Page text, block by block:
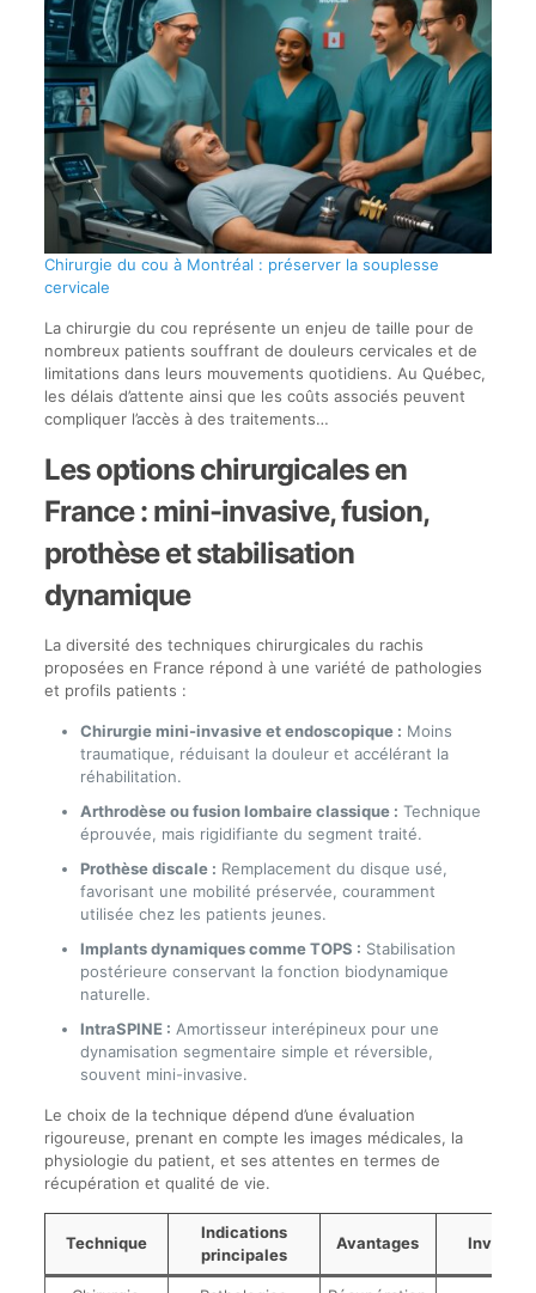
Chirurgie du cou à Montréal : préserver la souplesse
cervicale
La chirurgie du cou représente un enjeu de taille pour de
nombreux patients souffrant de douleurs cervicales et de
limitations dans leurs mouvements quotidiens. Au Québec,
les délais d’attente ainsi que les coûts associés peuvent
compliquer l’accès à des traitements…
Les options chirurgicales en
France : mini-invasive, fusion,
prothèse et stabilisation
dynamique
La diversité des techniques chirurgicales du rachis
proposées en France répond à une variété de pathologies
et profils patients :
Chirurgie mini-invasive et endoscopique : Moins
traumatique, réduisant la douleur et accélérant la
réhabilitation.
Arthrodèse ou fusion lombaire classique : Technique
éprouvée, mais rigidifiante du segment traité.
Prothèse discale : Remplacement du disque usé,
favorisant une mobilité préservée, couramment
utilisée chez les patients jeunes.
Implants dynamiques comme TOPS : Stabilisation
postérieure conservant la fonction biodynamique
naturelle.
IntraSPINE : Amortisseur interépineux pour une
dynamisation segmentaire simple et réversible,
souvent mini-invasive.
Le choix de la technique dépend d’une évaluation
rigoureuse, prenant en compte les images médicales, la
physiologie du patient, et ses attentes en termes de
récupération et qualité de vie.
Technique
Indications
principales
Avantages